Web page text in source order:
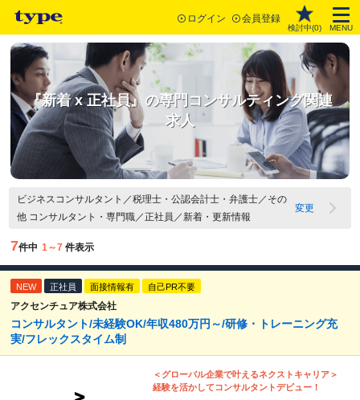
ログイン 会員登録
検討中(0) MENU
『新着 x 正社員』の専門コンサルティング関連
求人
ビジネスコンサルタント／税理士・公認会計士・弁護士／その
他 コンサルタント・専門職／正社員／新着・更新情報
変更
7件中 1～7 件表示
NEW 正社員 面接情報有 自己PR不要
アクセンチュア株式会社
コンサルタント/未経験OK/年収480万円～/研修・トレーニング充
実/フレックスタイム制
＜グローバル企業で叶えるネクストキャリア＞
経験を活かしてコンサルタントデビュー！